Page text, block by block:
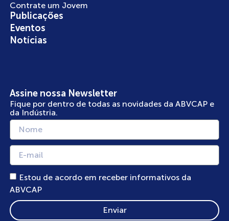
Contrate um Jovem
Publicações
Eventos
Notícias
Assine nossa Newsletter
Fique por dentro de todas as novidades da ABVCAP e
da Indústria.
Estou de acordo em receber informativos da
ABVCAP
Enviar